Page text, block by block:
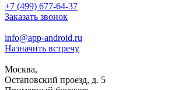
+7 (499) 677-64-37
Заказать звонок
info@app-android.ru
Назначить встречу
Москва,
Остаповский проезд, д. 5